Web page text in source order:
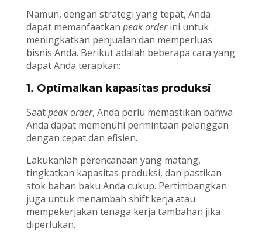
Namun, dengan strategi yang tepat, Anda
dapat memanfaatkan peak orderini untuk
meningkatkan penjualan dan memperluas
bisnis Anda. Berikut adalah beberapa cara yang
dapat Anda terapkan:
1. Optimalkan kapasitas produksi
Saatpeak order, Anda perlu memastikan bahwa
Anda dapat memenuhi permintaan pelanggan
dengan cepat dan efisien.
Lakukanlah perencanaan yang matang,
tingkatkan kapasitas produksi, dan pastikan
stok bahan baku Anda cukup. Pertimbangkan
juga untuk menambah shift kerja atau
mempekerjakan tenaga kerja tambahan jika
diperlukan.